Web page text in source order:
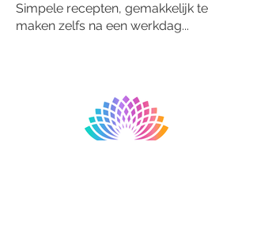
Simpele recepten, gemakkelijk te
maken zelfs na een werkdag...